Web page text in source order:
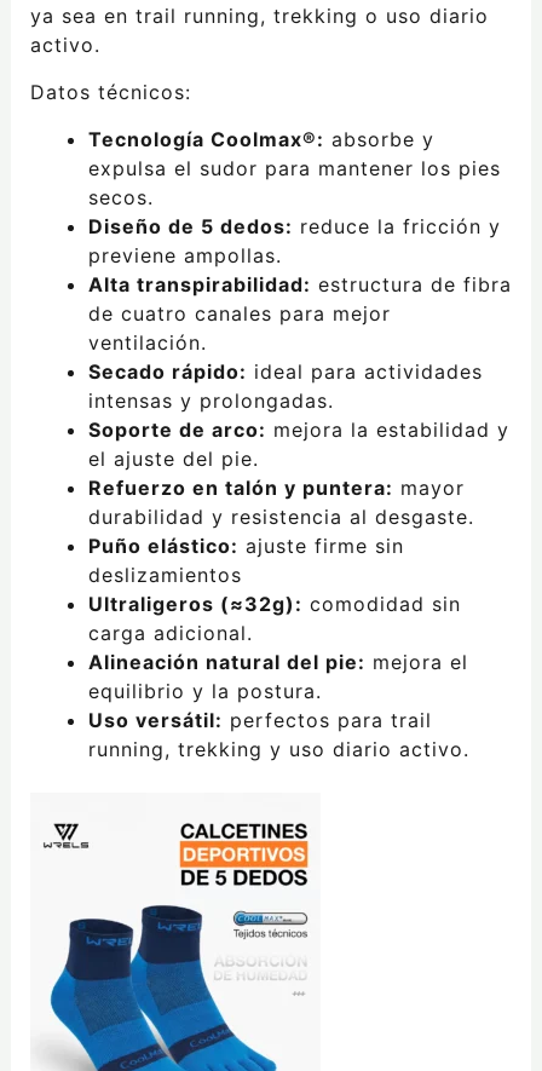
ya sea en trail running, trekking o uso diario
activo.
Datos técnicos:
Tecnología Coolmax®: absorbe y
expulsa el sudor para mantener los pies
secos.
Diseño de 5 dedos: reduce la fricción y
previene ampollas.
Alta transpirabilidad: estructura de fibra
de cuatro canales para mejor
ventilación.
Secado rápido: ideal para actividades
intensas y prolongadas.
Soporte de arco: mejora la estabilidad y
el ajuste del pie.
Refuerzo en talón y puntera: mayor
durabilidad y resistencia al desgaste.
Puño elástico: ajuste firme sin
deslizamientos
Ultraligeros (≈32g): comodidad sin
carga adicional.
Alineación natural del pie: mejora el
equilibrio y la postura.
Uso versátil: perfectos para trail
running, trekking y uso diario activo.